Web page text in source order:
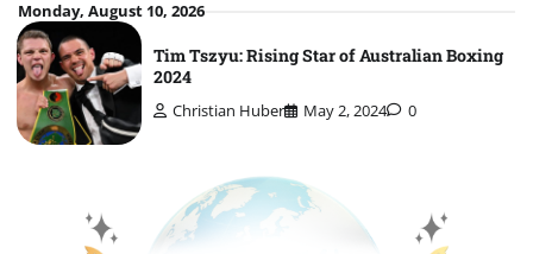
Skip
to
content
Monday, August 10, 2026
Tim Tszyu: Rising Star of Australian Boxing
2024
Christian Huber May 2, 2024 0